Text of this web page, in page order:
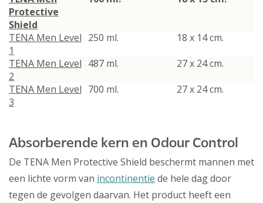
Protective
Shield
TENA Men Level
1
250 ml.
18 x 14 cm.
TENA Men Level
2
487 ml.
27 x 24 cm.
TENA Men Level
3
700 ml. 27 x 24 cm.
Absorberende kern en Odour Control
De TENA Men Protective Shield beschermt mannen met
een lichte vorm van incontinentie de hele dag door
tegen de gevolgen daarvan. Het product heeft een